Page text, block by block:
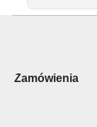
Zamówienia